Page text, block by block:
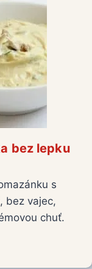
bez lepku
s
bez vajec,
chuť.